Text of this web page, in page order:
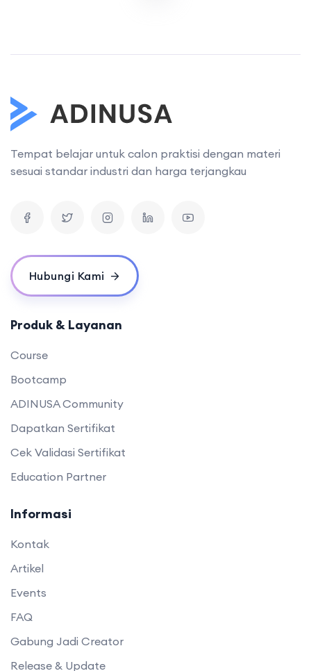
Tempat belajar untuk calon praktisi dengan materi
sesuai standar industri dan harga terjangkau
Hubungi Kami
Produk & Layanan
Course
Bootcamp
ADINUSA Community
Dapatkan Sertifikat
Cek Validasi Sertifikat
Education Partner
Informasi
Kontak
Artikel
Events
FAQ
Gabung Jadi Creator
Release & Update